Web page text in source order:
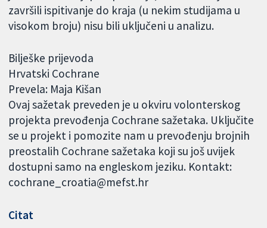
završili ispitivanje do kraja (u nekim studijama u
visokom broju) nisu bili uključeni u analizu.
Bilješke prijevoda
Hrvatski Cochrane
Prevela: Maja Kišan
Ovaj sažetak preveden je u okviru volonterskog
projekta prevođenja Cochrane sažetaka. Uključite
se u projekt i pomozite nam u prevođenju brojnih
preostalih Cochrane sažetaka koji su još uvijek
dostupni samo na engleskom jeziku. Kontakt:
cochrane_croatia@mefst.hr
Citat